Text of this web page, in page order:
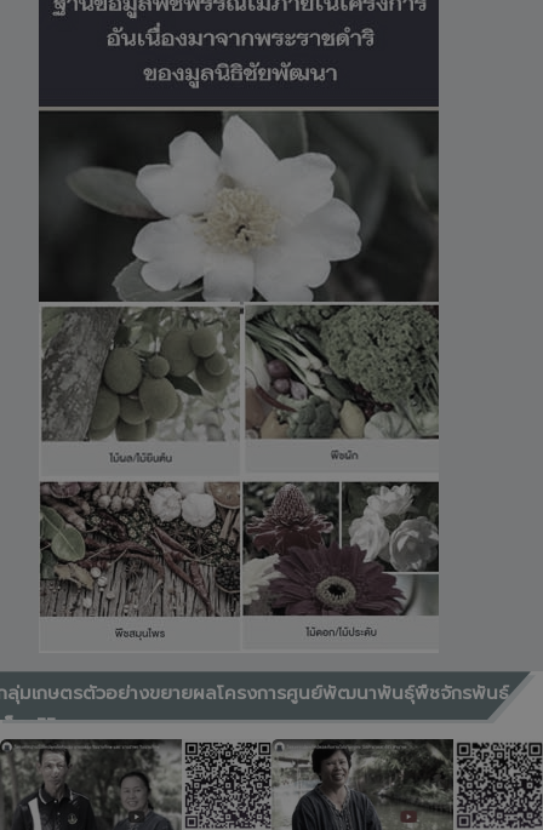
ลุ่มเกษตรตัวอย่างขยายผลโครงการศูนย์พัฒนาพันธุ์พืชจักรพันธ์
พ็ญศิริ